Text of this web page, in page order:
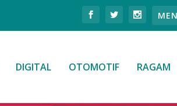
DIGITAL OTOMOTIF RAGAM